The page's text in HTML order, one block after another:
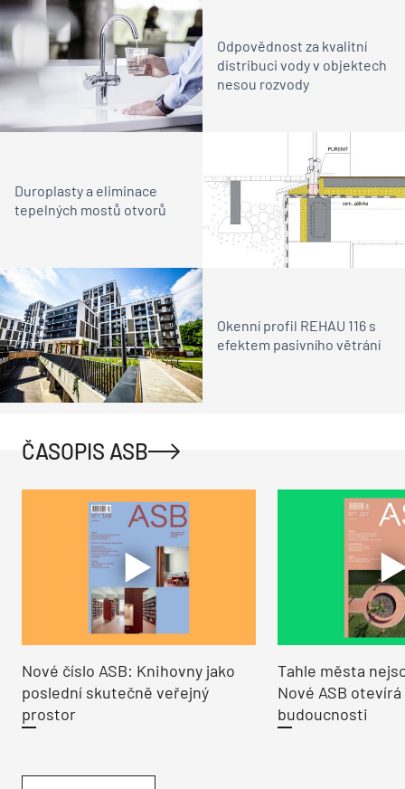
Odpovědnost za kvalitní
distribuci vody v objektech
nesou rozvody
Duroplasty a eliminace
tepelných mostů otvorů
Okenní profil REHAU 116 s
efektem pasivního větrání
ČASOPIS ASB
Nové číslo ASB: Knihovny jako
poslední skutečně veřejný
prostor
Tahle města
Nové ASB
budoucnosti